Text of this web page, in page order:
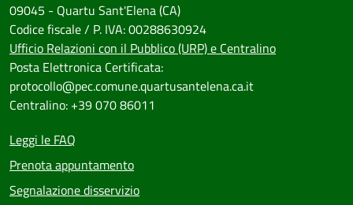
09045 - Quartu Sant'Elena (CA)
Codice fiscale / P. IVA: 00288630924
Ufficio Relazioni con il Pubblico (URP) e Centralino
Posta Elettronica Certificata:
protocollo@pec.comune.quartusantelena.ca.it
Centralino: +39 070 86011
Leggi le FAQ
Prenota appuntamento
Segnalazione disservizio